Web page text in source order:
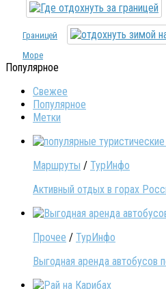
Границей
Море
Популярное
Свежее
Популярное
Метки
Маршруты / ТурИнфо
Активный отдых в горах
Прочее / ТурИнфо
Выгодная аренда автобусов